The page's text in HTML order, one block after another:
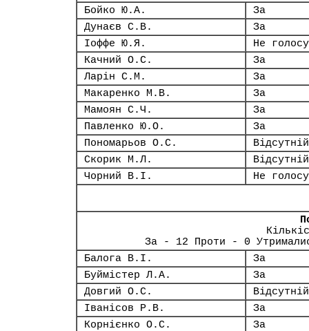
Бойко Ю.А.
За
Дунаєв С.В.
За
Іоффе Ю.Я.
Не
Качний О.С.
За
Ларін С.М.
За
Макаренко М.В.
За
Мамоян С.Ч.
За
Павленко Ю.О.
За
Пономарьов О.С.
Відсутній
Скорик М.Л.
Відсутній
Чорний В.І.
Не
За - 12 Проти - 0
Балога В.І.
За
Буймістер Л.А.
За
Довгий О.С.
Відсутній
Іванісов Р.В.
За
Корнієнко О.С.
За